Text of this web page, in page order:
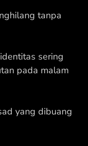
tanpa
sering
pada malam
yang dibuang